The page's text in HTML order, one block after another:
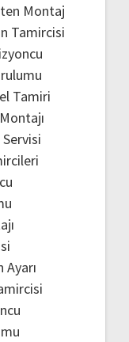
Montaj
Tamircisi
Tamiri